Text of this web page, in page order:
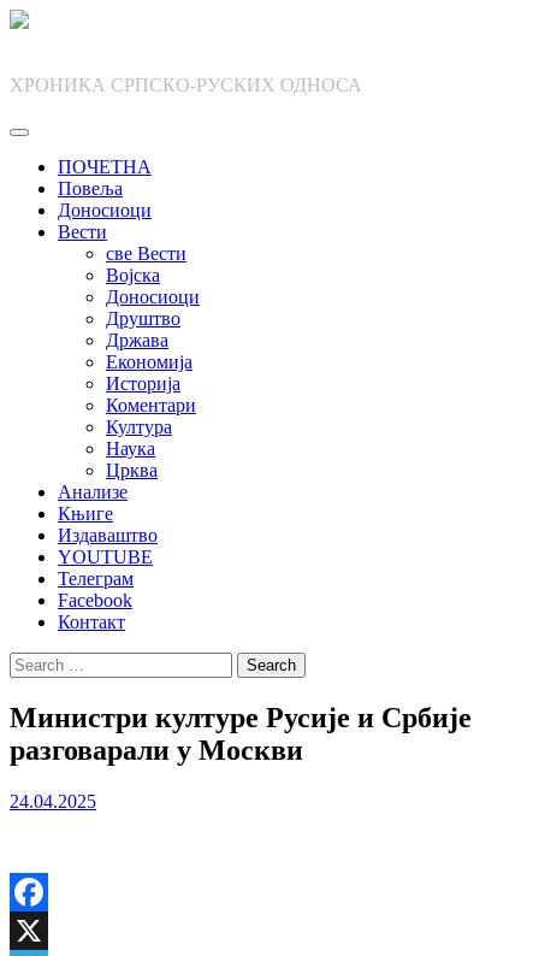
Skip
ХРОНИКА СРПСКО-РУСКИХ ОДНОСА
ПОЧЕТНА
Повеља
Доносиоци
Вести
све Вести
Војска
Доносиоци
Друштво
Држава
Економија
Историја
Коментари
Култура
Наука
Црква
Анализе
Књиге
Издаваштво
YOUTUBE
Телеграм
Facebook
Контакт
Search
for:
Министри културе Русије и Србије
разговарали у Москви
24.04.2025
Facebook